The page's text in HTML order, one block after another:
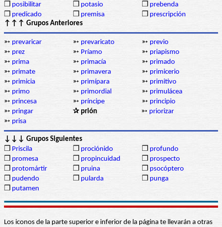
❒ posibilitar ❒ potasio ❒ prebenda
❒ predicado ❒ premisa ❒ prescripción
↑↑↑ Grupos Anteriores
➳ prevaricar ➳ prevaricato ➳ previo
➳ prez ➳ Príamo ➳ priapismo
➳ prima ➳ primacía ➳ primado
➳ primate ➳ primavera ➳ primicerio
➳ primicia ➳ primípara ➳ primitivo
➳ primo ➳ primordial ➳ primulácea
➳ princesa ➳ príncipe ➳ principio
➳ pringar ✰ prión ➳ priorizar
➳ prisa
↓↓↓ Grupos Siguientes
❒ Priscila ❒ prociónido ❒ profundo
❒ promesa ❒ propincuidad ❒ prospecto
❒ protomártir ❒ pruina ❒ psocóptero
❒ pudendo ❒ pularda ❒ punga
❒ putamen
Los iconos de la parte superior e inferior de la página te llevarán a otras